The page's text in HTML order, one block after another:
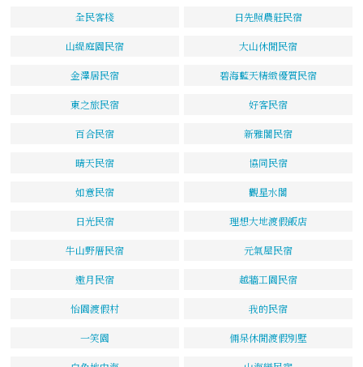
全民客棧 日先照農莊民宿
山緹庭園民宿 大山休閒民宿
金澤居民宿 碧海藍天精緻優質民宿
東之旅民宿 好客民宿
百合民宿 新雅閣民宿
晴天民宿 協同民宿
如意民宿 觀星水閣
日光民宿 理想大地渡假飯店
牛山野厝民宿 元氣屋民宿
邀月民宿 越牆工園民宿
怡園渡假村 我的民宿
一笑園 倆呆休閒渡假別墅